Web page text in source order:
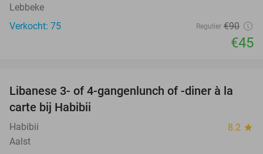
Lebbeke
Verkocht: 75
Regulier €90
€45
44%
Libanese 3- of 4-gangenlunch of -diner à la
carte bij Habibii
Habibii 8.2 star
Aalst